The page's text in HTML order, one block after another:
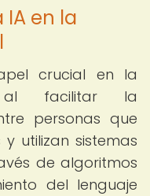
en la
crucial en la
al facilitar la
personas que
utilizan sistemas
de algoritmos
del lenguaje